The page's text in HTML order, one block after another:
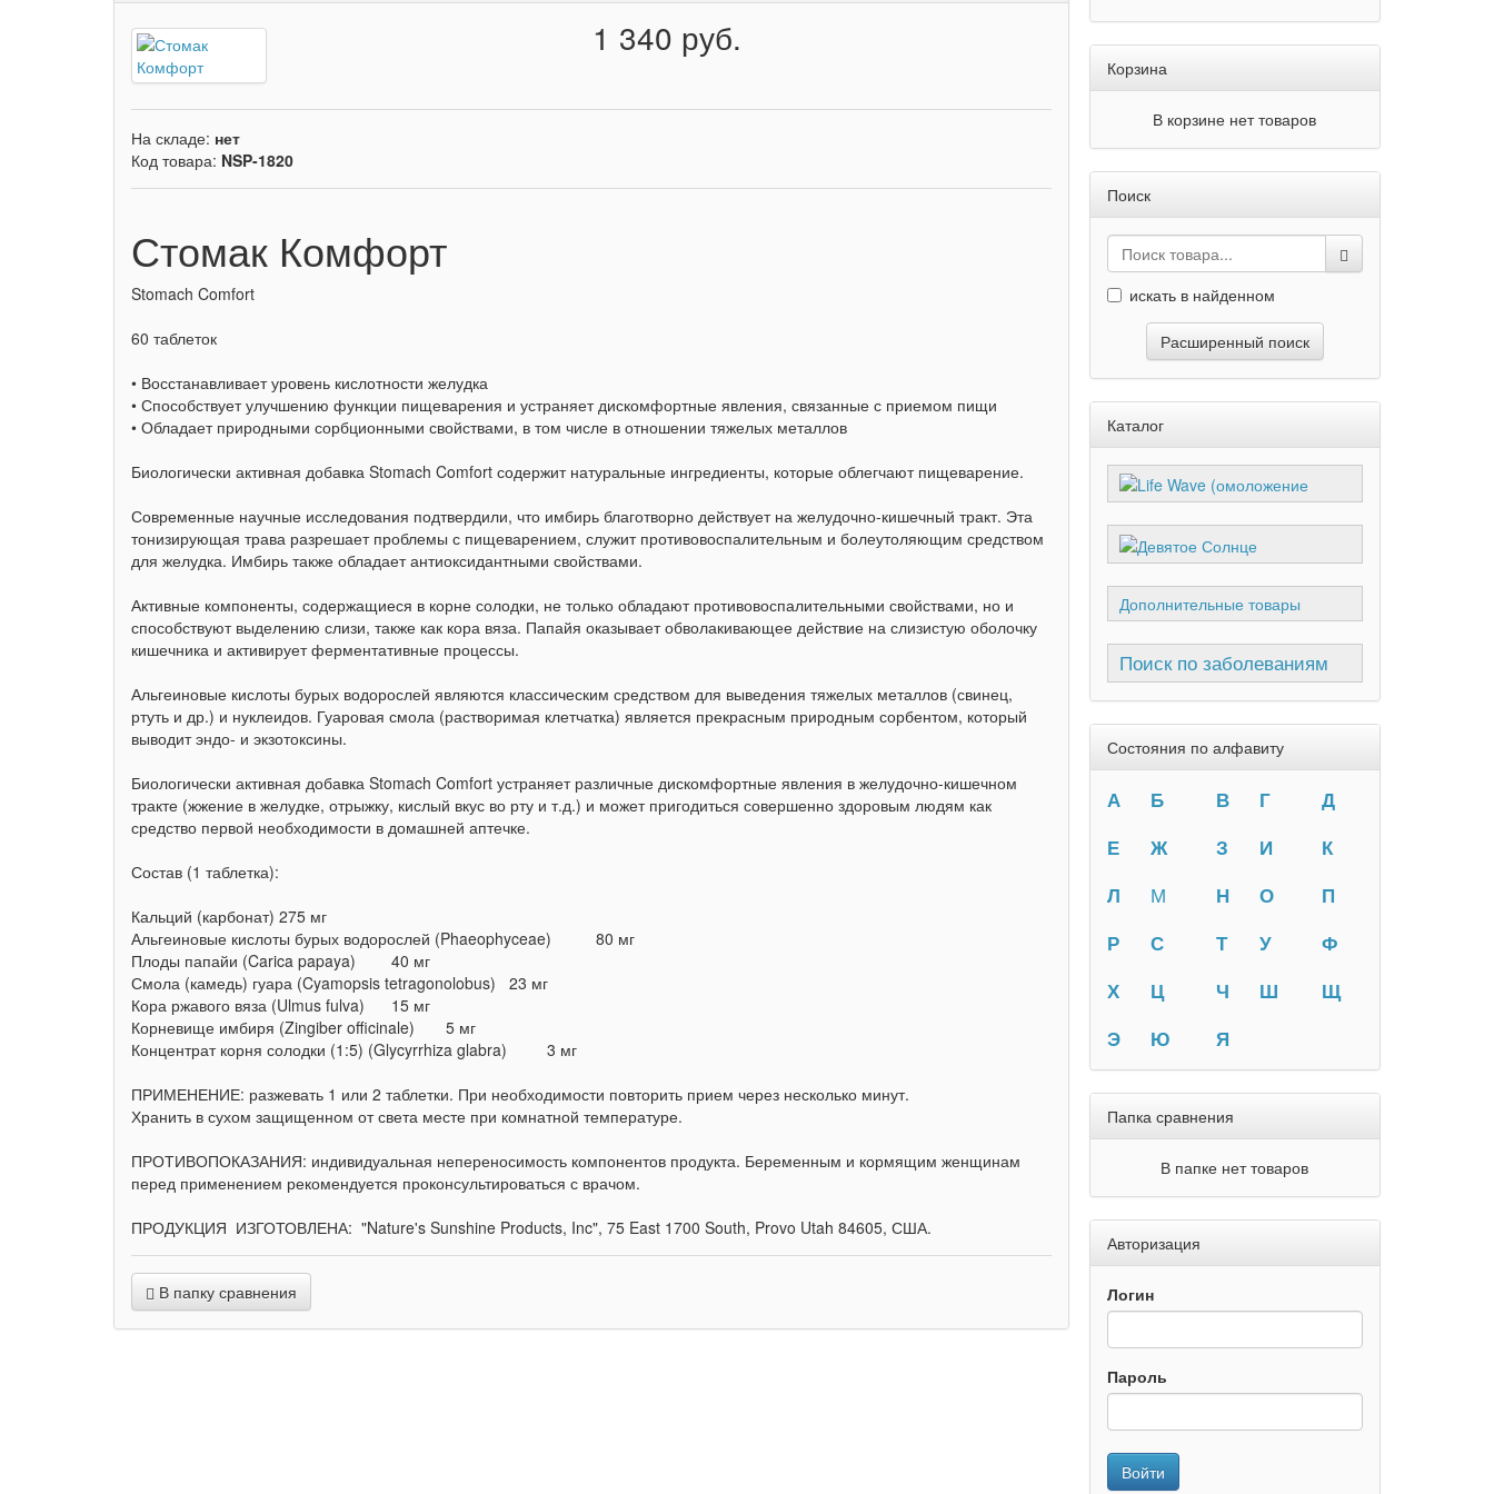
1 340 руб.
На складе: нет
Код товара: NSP-1820
Стомак Комфорт
Stomach Comfort
60 таблеток
• Восстанавливает уровень кислотности желудка
• Способствует улучшению функции пищеварения и устраняет дискомфортные явления, связанные с приемом пищи
• Обладает природными сорбционными свойствами, в том числе в отношении тяжелых металлов
Биологически активная добавка Stomach Comfort содержит натуральные ингредиенты, которые облегчают пищеварение.
Современные научные исследования подтвердили, что имбирь благотворно действует на желудочно-кишечный тракт. Эта
тонизирующая трава разрешает проблемы с пищеварением, служит противовоспалительным и болеутоляющим средством
для желудка. Имбирь также обладает антиоксидантными свойствами.
Активные компоненты, содержащиеся в корне солодки, не только обладают противовоспалительными свойствами, но и
способствуют выделению слизи, также как кора вяза. Папайя оказывает обволакивающее действие на слизистую оболочку
кишечника и активирует ферментативные процессы.
Альгеиновые кислоты бурых водорослей являются классическим средством для выведения тяжелых металлов (свинец,
ртуть и др.) и нуклеидов. Гуаровая смола (растворимая клетчатка) является прекрасным природным сорбентом, который
выводит эндо- и экзотоксины.
Биологически активная добавка Stomach Comfort устраняет различные дискомфортные явления в желудочно-кишечном
тракте (жжение в желудке, отрыжку, кислый вкус во рту и т.д.) и может пригодиться совершенно здоровым людям как
средство первой необходимости в домашней аптечке.
Состав (1 таблетка):
Кальций (карбонат) 275 мг
Альгеиновые кислоты бурых водорослей (Phaeophyceae) 80 мг
Плоды папайи (Carica papaya) 40 мг
Смола (камедь) гуара (Cyamopsis tetragonolobus) 23 мг
Кора ржавого вяза (Ulmus fulva) 15 мг
Корневище имбиря (Zingiber officinale) 5 мг
Концентрат корня солодки (1:5) (Glycyrrhiza glabra) 3 мг
ПРИМЕНЕНИЕ: разжевать 1 или 2 таблетки. При необходимости повторить прием через несколько минут.
Хранить в сухом защищенном от света месте при комнатной температуре.
ПРОТИВОПОКАЗАНИЯ: индивидуальная непереносимость компонентов продукта. Беременным и кормящим женщинам
перед применением рекомендуется проконсультироваться с врачом.
ПРОДУКЦИЯ ИЗГОТОВЛЕНА: "Nature's Sunshine Products, Inc", 75 East 1700 South, Provo Utah 84605, США.
В папку сравнения
Корзина
В корзине нет товаров
Поиск
искать в найденном
Расширенный поиск
Каталог
Дополнительные товары
Поиск по заболеваниям
Состояния по алфавиту
А Б В Г
Д
Е
Ж З И
К
Л
М Н О
П
Р
С Т У
Ф
Х
Ц Ч Ш
Щ
Э
Ю Я
Папка сравнения
В папке нет товаров
Авторизация
Логин
Пароль
Войти